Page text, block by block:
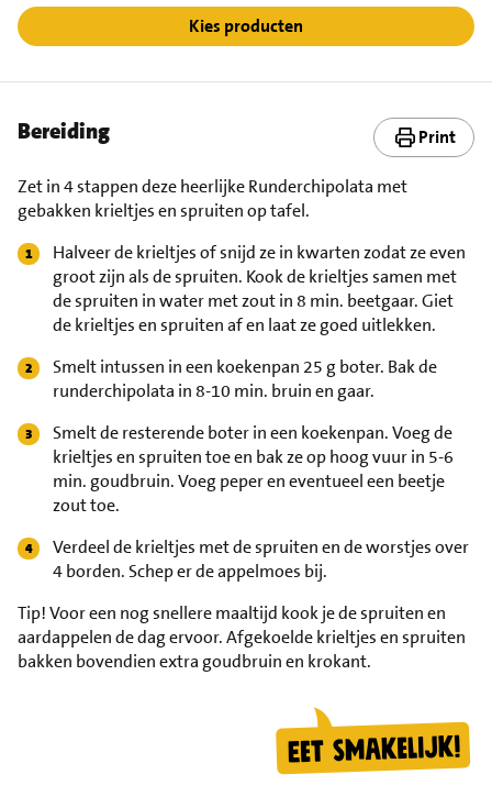
Kies producten
Bereiding Print
Zet in 4 stappen deze heerlijke Runderchipolata met
gebakken krieltjes en spruiten op tafel.
Halveer de krieltjes of snijd ze in kwarten zodat ze even
groot zijn als de spruiten. Kook de krieltjes samen met
de spruiten in water met zout in 8 min. beetgaar. Giet
de krieltjes en spruiten af en laat ze goed uitlekken.
Smelt intussen in een koekenpan 25 g boter. Bak de
runderchipolata in 8-10 min. bruin en gaar.
Smelt de resterende boter in een koekenpan. Voeg de
krieltjes en spruiten toe en bak ze op hoog vuur in 5-6
min. goudbruin. Voeg peper en eventueel een beetje
zout toe.
Verdeel de krieltjes met de spruiten en de worstjes over
4 borden. Schep er de appelmoes bij.
Tip!Voor een nog snellere maaltijd kook je de spruiten en
aardappelen de dag ervoor. Afgekoelde krieltjes en spruiten
bakken bovendien extra goudbruin en krokant.